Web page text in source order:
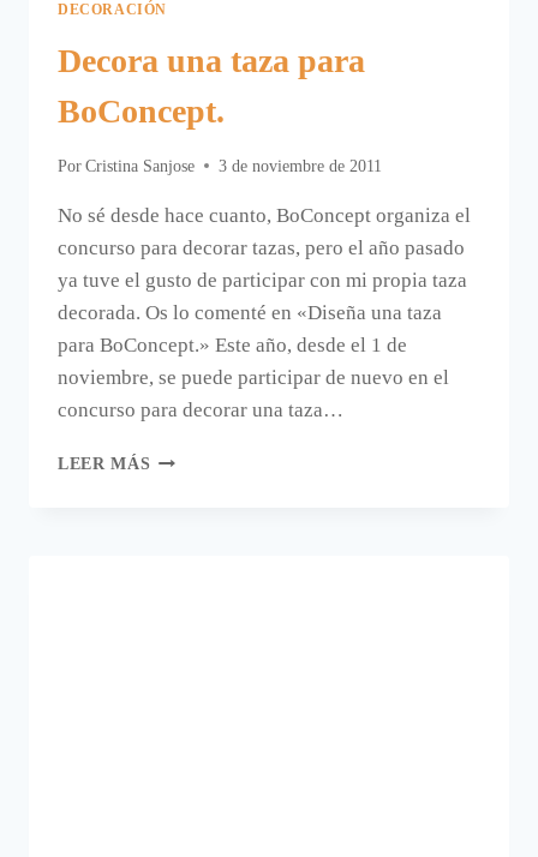
DECORACIÓN
Decora una taza para
BoConcept.
Por Cristina Sanjose 3 de noviembre de 2011
No sé desde hace cuanto, BoConcept organiza el
concurso para decorar tazas, pero el año pasado
ya tuve el gusto de participar con mi propia taza
decorada. Os lo comenté en «Diseña una taza
para BoConcept.» Este año, desde el 1 de
noviembre, se puede participar de nuevo en el
concurso para decorar una taza…
LEER MÁS DECORA